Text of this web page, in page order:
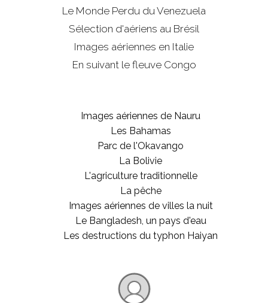
Le Monde Perdu du Venezuela
Sélection d'aériens au Brésil
Images aériennes en Italie
En suivant le fleuve Congo
Images aériennes de Nauru
Les Bahamas
Parc de l'Okavango
La Bolivie
L'agriculture traditionnelle
La pêche
Images aériennes de villes la nuit
Le Bangladesh, un pays d'eau
Les destructions du typhon Haiyan